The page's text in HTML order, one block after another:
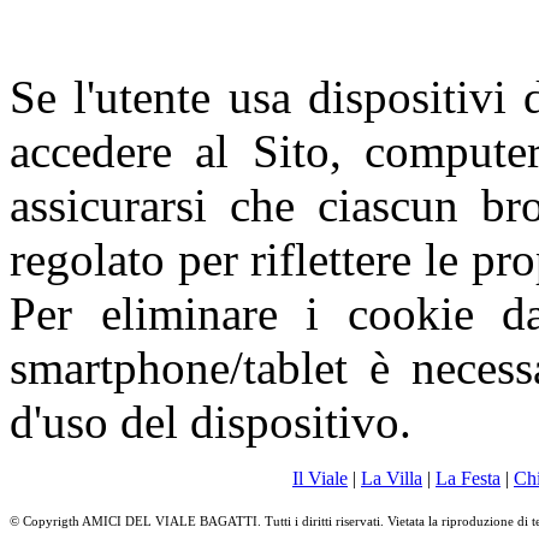
Se l'utente usa dispositivi
accedere al Sito,
assicurarsi che ciascun
regolato per riflettere le
Per eliminare i cookie
smartphone/tablet è
d'uso del dispositivo.
Il Viale | La Villa | La Festa |
© Copyrigth AMICI DEL VIALE BAGATTI. Tutti i diritti riservati. Vietata la riproduzione di